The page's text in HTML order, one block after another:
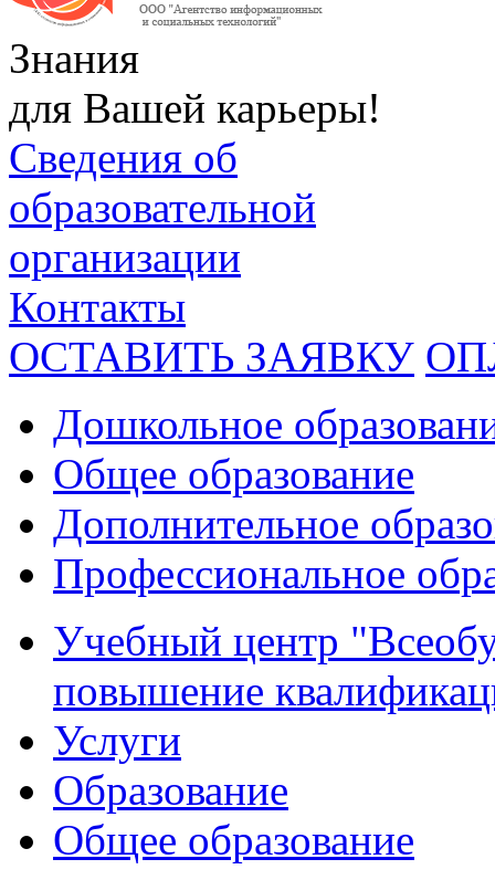
Знания
для Вашей карьеры!
Сведения об
образовательной
организации
Контакты
ОСТАВИТЬ ЗАЯВКУ
Дошкольное
Общее образование
Дополнительное
Профессиональное
Учебный центр
повышение
Услуги
Образование
Общее образование